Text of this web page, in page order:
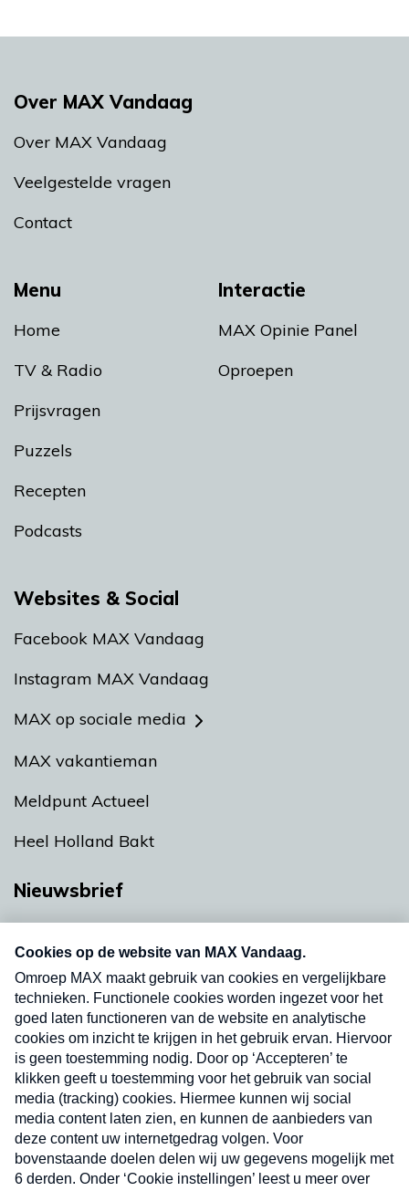
Menu
Home
TV & Radio
Prijsvragen
Puzzels
Recepten
Podcasts
Interactie
MAX Opinie Panel
Oproepen
Over MAX Vandaag
Over MAX Vandaag
Veelgestelde vragen
Contact
Websites & Social
Facebook MAX Vandaag
Instagram MAX Vandaag
MAX op sociale media
MAX vakantieman
Meldpunt Actueel
Heel Holland Bakt
Nieuwsbrief
nieuwsbrief. Elke vrijdag- en dinsdagochtend in
uw mailbox.
Verzend